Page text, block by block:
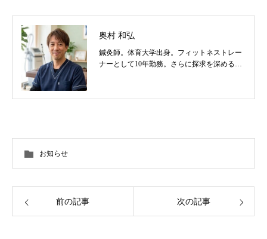
奥村 和弘
鍼灸師。体育大学出身。フィットネストレー
ナーとして10年勤務。さらに探求を深めるべ
の他顔鍼など様々な症状の施術に日々、奔走
お知らせ
前の記事 次の記事